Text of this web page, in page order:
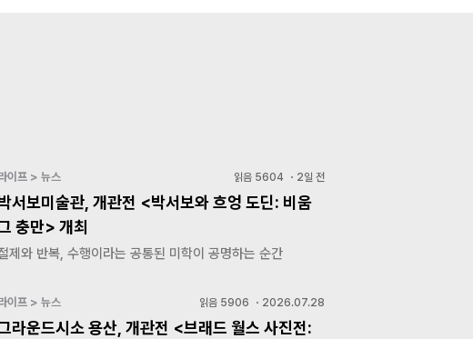
이프 > 뉴스 읽음 5604・ 2일 전
서보미술관, 개관전 <박서보와 흐엉 도딘: 비움
충만> 개최
제와 반복, 수행이라는 공통된 미학이 공명하는 순간
이프 > 뉴스 읽음 5906 ・ 2026.07.28
라운드시소 용산, 개관전 <브래드 월스 사진전: